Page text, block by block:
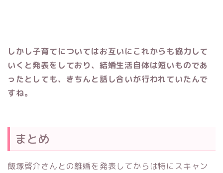
しかし子育てについてはお互いにこれからも協力して
いくと発表をしており、結婚生活自体は短いものであ
ったとしても、きちんと話し合いが行われていたんで
すね。
まとめ
飯塚啓介さんとの離婚を発表してからは特にスキャン